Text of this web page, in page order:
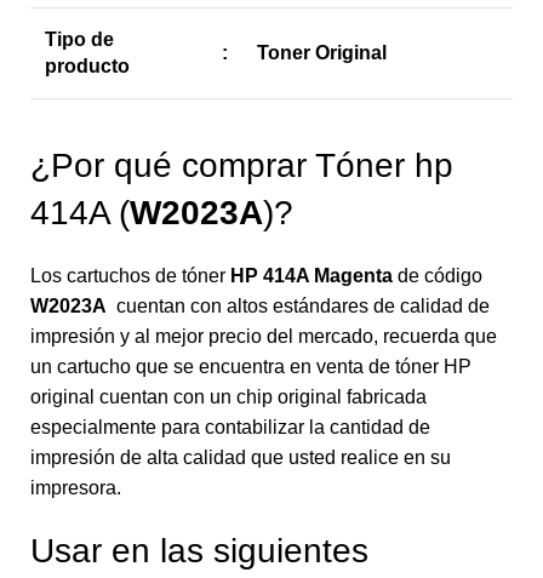
Tipo de
producto
: Toner Original
¿Por qué comprar Tóner hp
414A (W2023A)?
Los cartuchos de tóner HP 414A Magenta de código
W2023A cuentan con altos estándares de calidad de
impresión y al mejor precio del mercado, recuerda que
un cartucho que se encuentra en venta de tóner HP
original cuentan con un chip original fabricada
especialmente para contabilizar la cantidad de
impresión de alta calidad que usted realice en su
impresora.
Usar en las siguientes